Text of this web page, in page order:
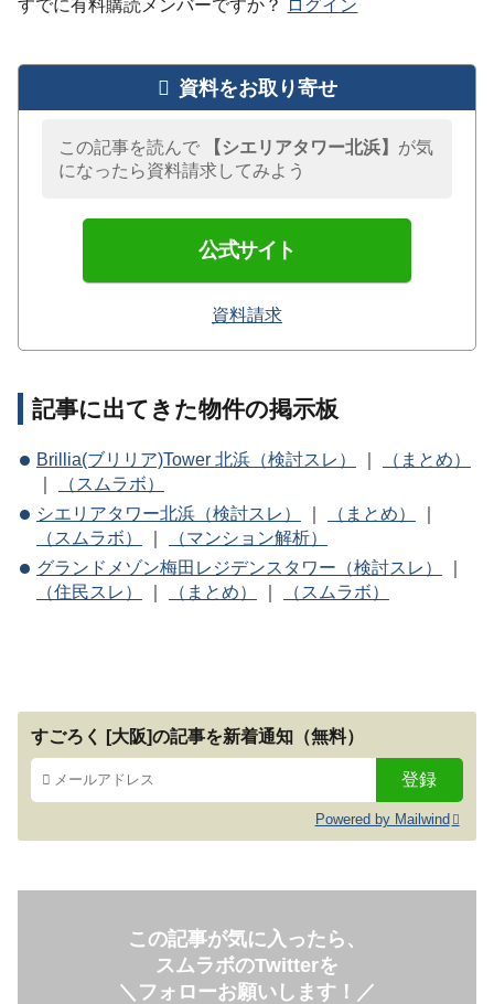
すでに有料購読メンバーですか？ ログイン
資料をお取り寄せ
この記事を読んで 【シエリアタワー北浜】 が気
になったら資料請求してみよう
公式サイト
資料請求
記事に出てきた物件の掲示板
Brillia(ブリリア)Tower 北浜（検討スレ） ｜
（まとめ）
｜
（スムラボ）
シエリアタワー北浜（検討スレ）
｜ （まとめ）
｜
（スムラボ）
｜
（マンション解析）
グランドメゾン梅田レジデンスタワー（検討スレ）
｜
（住民スレ）
｜ （まとめ） ｜ （スムラボ）
すごろく [大阪]の記事を新着通知（無料）
Powered by Mailwind
この記事が気に入ったら、
スムラボのTwitterを
＼フォローお願いします！／